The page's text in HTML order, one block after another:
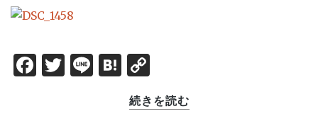
Facebook
Twitter
LineHatena
Link
続きを読む